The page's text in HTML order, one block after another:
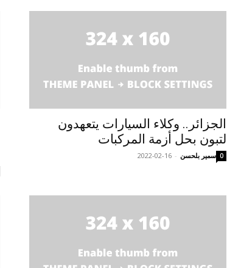
الجزائر.. وكلاء السيارات يتعهدون
لتبون بحل أزمة المركبات
سمير بلحسن -
2022-02-16 0